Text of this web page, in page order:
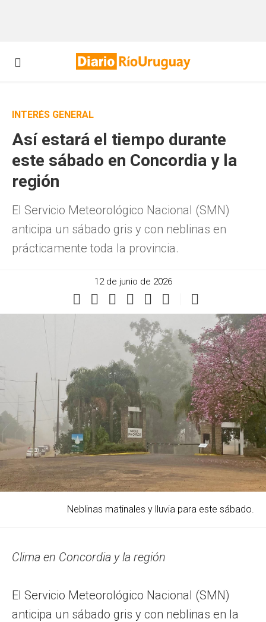
INTERÉS GENERAL
Así estará el tiempo durante
este sábado en Concordia y la
región
El Servicio Meteorológico Nacional (SMN)
anticipa un sábado gris y con neblinas en
prácticamente toda la provincia.
12 de junio de 2026
Neblinas matinales y lluvia para este sábado.
Clima en Concordia y la región
El Servicio Meteorológico Nacional (SMN)
anticipa un sábado gris y con neblinas en la